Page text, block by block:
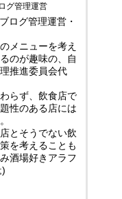
グ管理運営
ログ管理運営・
メニューを考え
のが趣味の、自
推進委員会代
らず、飲食店で
性のある店には
とそうでない飲
を考えることも
酒場好きアラフ